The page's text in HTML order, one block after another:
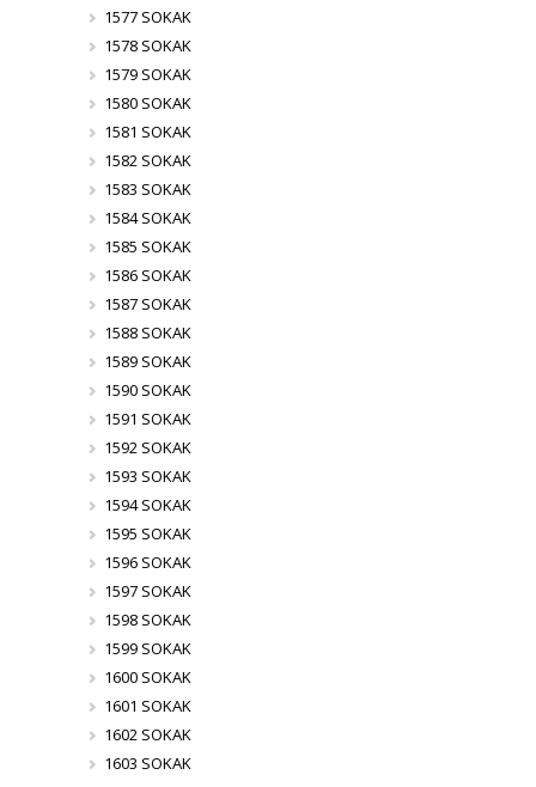
1577 SOKAK
1578 SOKAK
1579 SOKAK
1580 SOKAK
1581 SOKAK
1582 SOKAK
1583 SOKAK
1584 SOKAK
1585 SOKAK
1586 SOKAK
1587 SOKAK
1588 SOKAK
1589 SOKAK
1590 SOKAK
1591 SOKAK
1592 SOKAK
1593 SOKAK
1594 SOKAK
1595 SOKAK
1596 SOKAK
1597 SOKAK
1598 SOKAK
1599 SOKAK
1600 SOKAK
1601 SOKAK
1602 SOKAK
1603 SOKAK